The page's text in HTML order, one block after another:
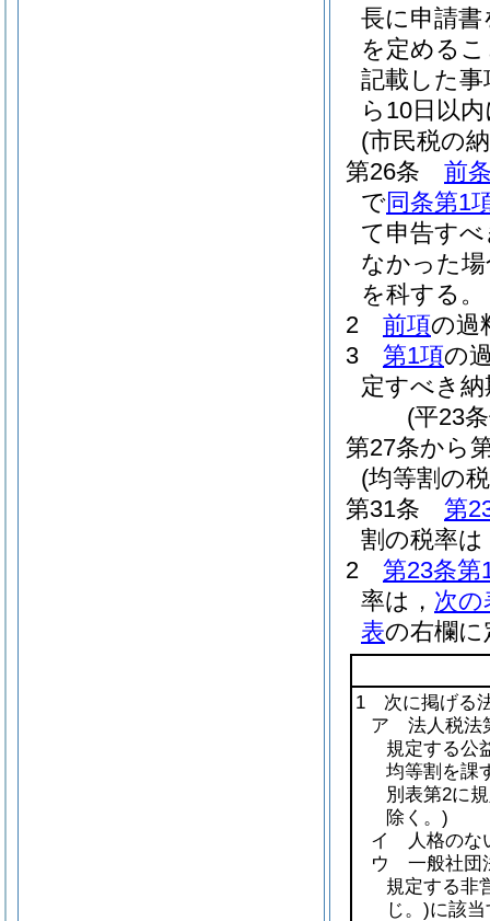
長に申請
を定める
記載した
ら10日以
(市民税の
第26条
前
で同条第1
て申告す
なかった
を科する。
2
前項の過
3
第1項の
定すべき
(平23
第27条から
(均等割の
第31条
第
割の税率
2
第23条第
率は， 次の
表の右欄
1 次に掲げる
ア 法人税法
規定する公
均等割を課
別表第2に
除く。)
イ 人格のな
ウ 一般社団
規定する非
じ。)に該